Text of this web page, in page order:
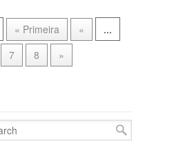
« Primeira «
...
7 8 »